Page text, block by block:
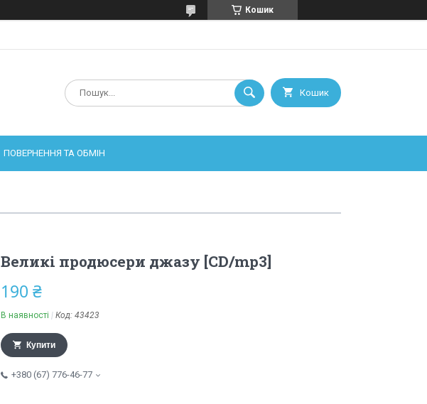
Кошик
Кошик
ПОВЕРНЕННЯ ТА ОБМІН
Великі продюсери джазу [CD/mp3]
190 ₴
В наявності Код: 43423
Купити
+380 (67) 776-46-77